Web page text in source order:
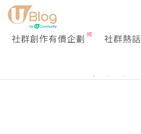
社群創作有價企劃 社群熱話